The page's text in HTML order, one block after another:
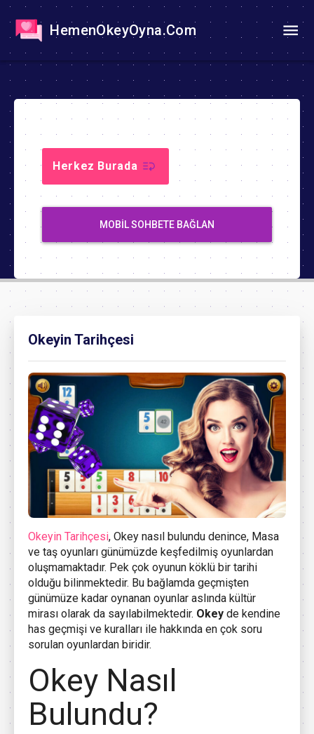
HemenOkeyOyna.Com
Herkez Burada
MOBIL SOHBETE BAĞLAN
Okeyin Tarihçesi
Okeyin Tarihçesi, Okey nasıl bulundu denince, Masa
ve taş oyunları günümüzde keşfedilmiş oyunlardan
oluşmamaktadır. Pek çok oyunun köklü bir tarihi
olduğu bilinmektedir. Bu bağlamda geçmişten
günümüze kadar oynanan oyunlar aslında kültür
mirası olarak da sayılabilmektedir. Okey de kendine
has geçmişi ve kuralları ile hakkında en çok soru
sorulan oyunlardan biridir.
Okey Nasıl
Bulundu?